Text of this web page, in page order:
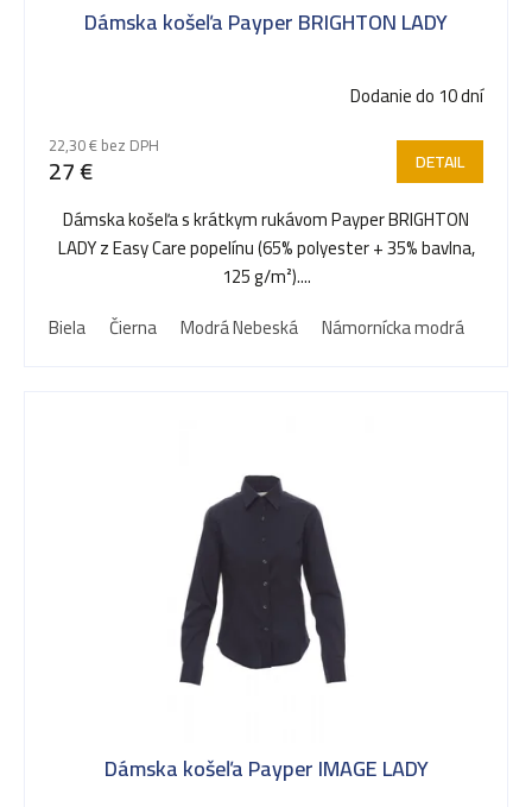
Dámska košeľa Payper BRIGHTON LADY
Dodanie do 10 dní
22,30 € bez DPH
27 € DETAIL
Dámska košeľa s krátkym rukávom Payper BRIGHTON
LADY z Easy Care popelínu (65% polyester + 35% bavlna,
125 g/m²)....
Biela
Čierna Modrá Nebeská Námornícka modrá
Dámska košeľa Payper IMAGE LADY